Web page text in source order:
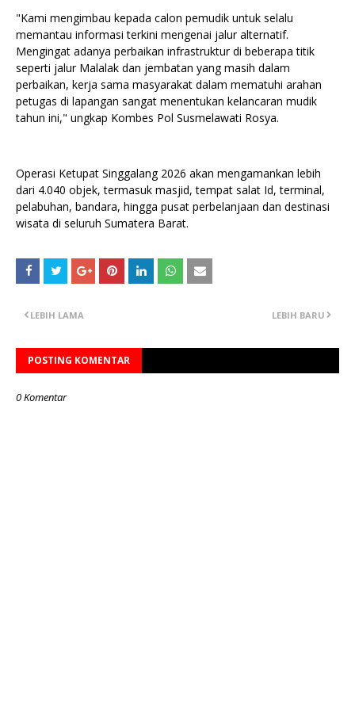
"Kami mengimbau kepada calon pemudik untuk selalu
memantau informasi terkini mengenai jalur alternatif.
Mengingat adanya perbaikan infrastruktur di beberapa titik
seperti jalur Malalak dan jembatan yang masih dalam
perbaikan, kerja sama masyarakat dalam mematuhi arahan
petugas di lapangan sangat menentukan kelancaran mudik
tahun ini," ungkap Kombes Pol Susmelawati Rosya.
Operasi Ketupat Singgalang 2026 akan mengamankan lebih
dari 4.040 objek, termasuk masjid, tempat salat Id, terminal,
pelabuhan, bandara, hingga pusat perbelanjaan dan destinasi
wisata di seluruh Sumatera Barat.
LEBIH BARU
LEBIH LAMA
POSTING KOMENTAR
0 Komentar